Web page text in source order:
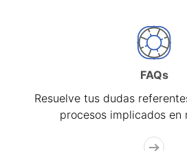
FAQs
Resuelve tus dudas
procesos implicados en